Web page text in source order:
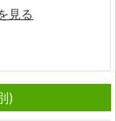
見る
)